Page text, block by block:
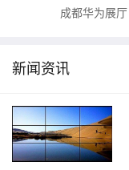
成都华为展厅
新闻资讯